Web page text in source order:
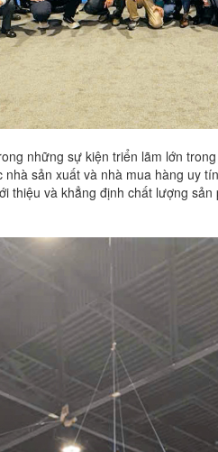
những sự kiện triển lãm lớn
sản xuất và nhà mua hàng uy
thiệu và khẳng định chất lượng